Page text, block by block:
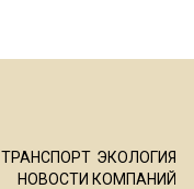
ТРАНСПОРТ ЭКОЛОГИЯ
НОВОСТИ КОМПАНИЙ